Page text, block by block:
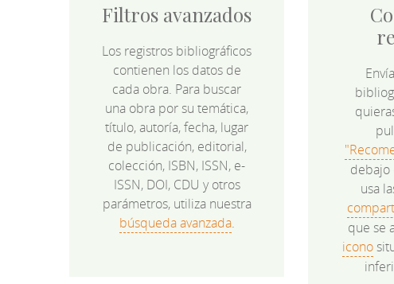
Filtros avanzados
Los registros bibliográficos
contienen los datos de
cada obra. Para buscar
una obra por su temática,
título, autoría, fecha, lugar
de publicación, editorial,
colección, ISBN, ISSN, e-
ISSN, DOI, CDU y otros
parámetros, utiliza nuestra
búsqueda avanzada.
debajo
usa
que se
icono